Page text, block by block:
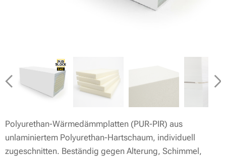
Polyurethan-Wärmedämmplatten (PUR-PIR) aus
unlaminiertem Polyurethan-Hartschaum, individuell
zugeschnitten. Beständig gegen Alterung, Schimmel,